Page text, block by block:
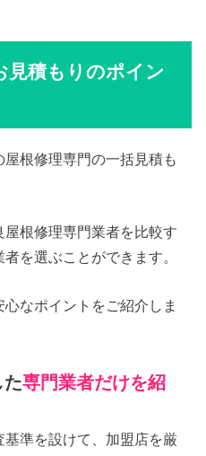
見積もりのポイン
根修理専門の一括見積も
根修理専門業者を比較す
を選ぶことができます。
なポイントをご紹介しま
た専門業者だけを紹
準を設けて、加盟店を厳